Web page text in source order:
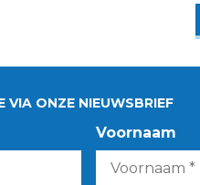
VIA ONZE NIEUWSBRIEF
Voornaam